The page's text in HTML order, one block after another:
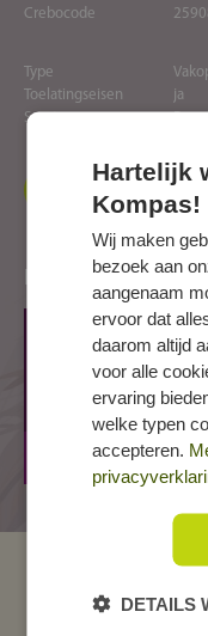
Crebocode
Type
Toelatingseisen
ja
Soort
Naar website
Locaties
1079 PC
BOL 2 jaar
MBO Kompas
Hartelijk
Kompas!
Wij maken
bezoek aan
aangenaam
ervoor dat
daarom altijd
voor alle
ervaring
welke typen
accepteren.
DETAILS